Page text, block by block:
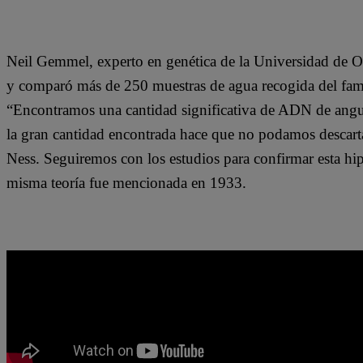
Neil Gemmel, experto en genética de la Universidad de
y comparó más de 250 muestras de agua recogida del
“Encontramos una cantidad significativa de ADN de
la gran cantidad encontrada hace que no podamos
Ness. Seguiremos con los estudios para confirmar esta
misma teoría fue mencionada en 1933.